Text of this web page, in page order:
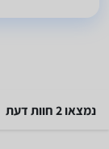
נמצאו 2 חוות דעת